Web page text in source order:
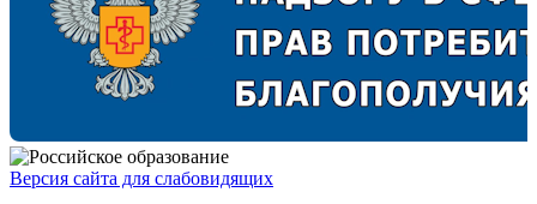
Версия сайта для слабовидящих